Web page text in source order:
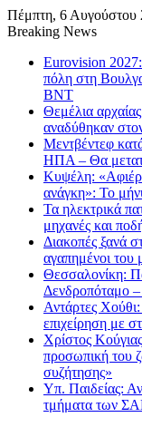
Πέμπτη, 6 Αυγούστου
Breaking News
Eurovision 2027:
πόλη στη
BNT
Θεμέλια
αναδύθηκαν
Μεντβέντεφ
ΗΠΑ – Θα
Κυψέλη:
ανάγκη»: Το
Τα ηλεκτρικά
μηχανές και
Διακοπές ξανά
αγαπημένοι του
Θεσσαλονίκη:
Δενδροπόταμο
Αντάρτες
επιχείρηση με
Χρίστος
προσωπική του
συζήτησης»
Υπ. Παιδείας:
τμήματα των